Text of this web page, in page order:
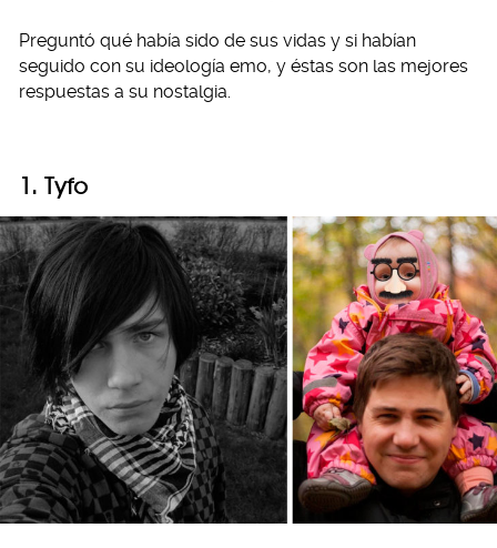
Preguntó qué había sido de sus vidas y si habían
seguido con su ideología emo, y éstas son las mejores
respuestas a su nostalgia.
1. Tyfo